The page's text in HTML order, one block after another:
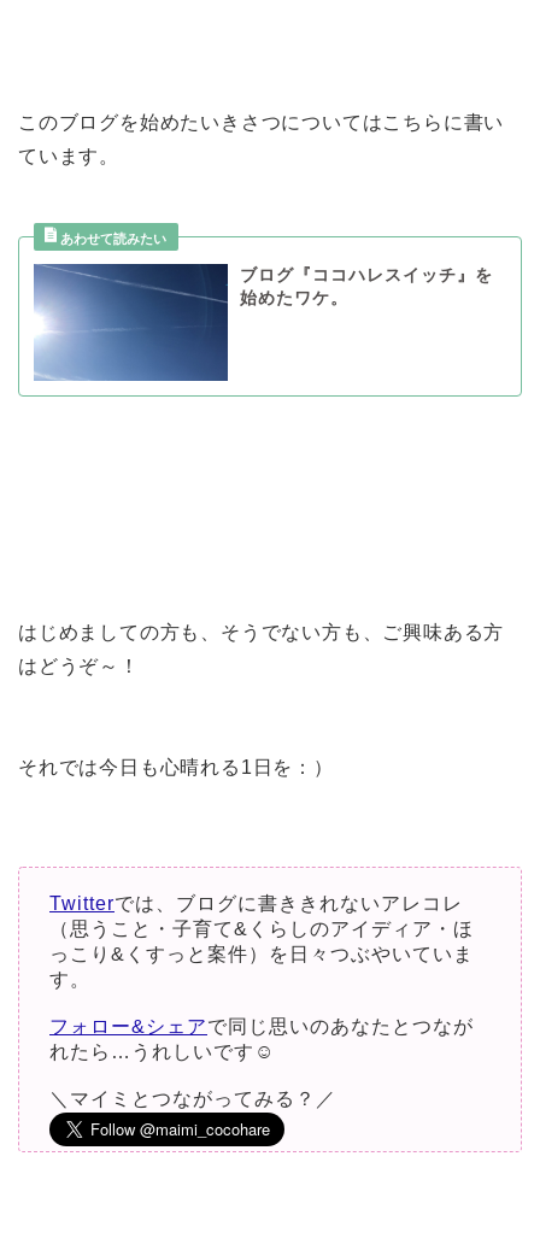
このブログを始めたいきさつについてはこちらに書い
ています。
ブログ『ココハレスイッチ』を
始めたワケ。
はじめましての方も、そうでない方も、ご興味ある方
はどうぞ～！
それでは今日も心晴れる1日を：）
Twitterでは、ブログに書ききれないアレコレ
（思うこと・子育て&くらしのアイディア・ほ
っこり&くすっと案件）を日々つぶやいていま
す。
フォロー&シェアで同じ思いのあなたとつなが
れたら…うれしいです☺︎
＼マイミとつながってみる？／